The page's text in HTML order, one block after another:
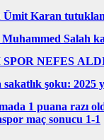
Ümit Karan
Salah
NEFES
şoku: 2025
1 puana razı
maç sonucu 1-1